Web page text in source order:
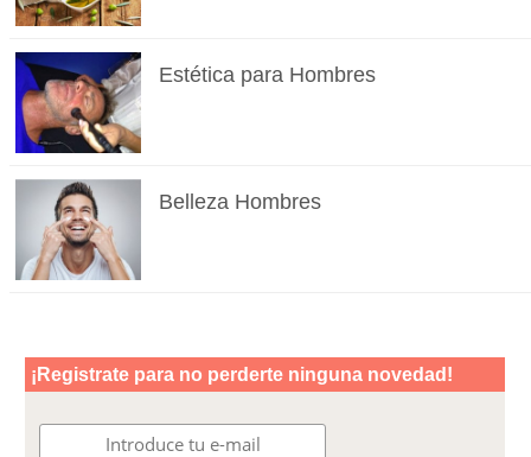
Estética para Hombres
Belleza Hombres